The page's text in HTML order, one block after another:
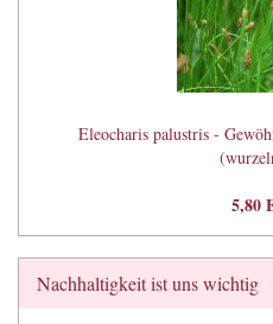
Eleocharis palustris -
5,80
Nachhaltigkeit ist uns wichtig